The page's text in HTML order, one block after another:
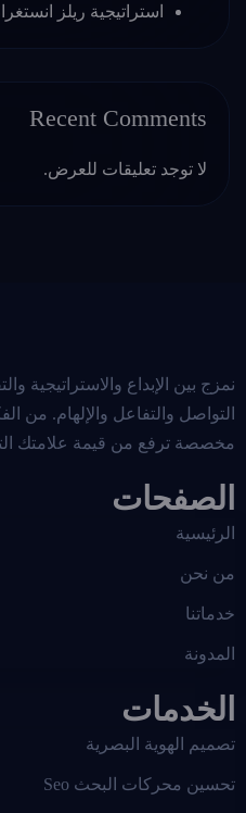
استراتيجية ريلز
Recent Comments
لا توجد تعليقات للعرض.
نمزج بين الإبداع والاستراتيجية
التواصل والتفاعل والإلهام. من
مخصصة ترفع من قيمة علامتك
الصفحات
الرئيسية
من نحن
خدماتنا
المدونة
الخدمات
تصميم الهوية البصرية
تحسين محركات البحث Seo